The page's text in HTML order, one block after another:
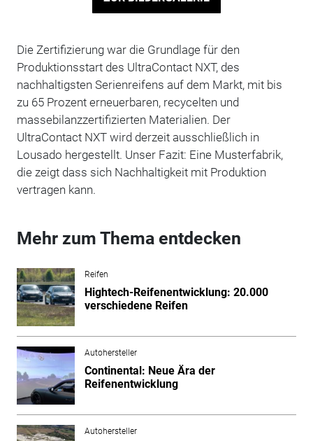
Die Zertifizierung war die Grundlage für den
Produktionsstart des UltraContact NXT, des
nachhaltigsten Serienreifens auf dem Markt, mit bis
zu 65 Prozent erneuerbaren, recycelten und
massebilanzzertifizierten Materialien. Der
UltraContact NXT wird derzeit ausschließlich in
Lousado hergestellt. Unser Fazit: Eine Musterfabrik,
die zeigt dass sich Nachhaltigkeit mit Produktion
vertragen kann.
Mehr zum Thema entdecken
Reifen
Hightech-Reifenentwicklung: 20.000
verschiedene Reifen
Autohersteller
Continental: Neue Ära der
Reifenentwicklung
Autohersteller